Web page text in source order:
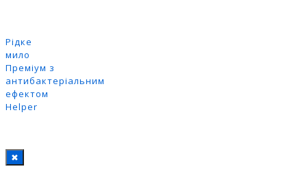
Рідке
мило
Преміум з
антибактеріальним
ефектом
Helper
✖